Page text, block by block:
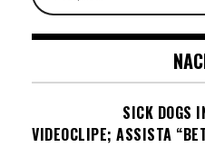
SICK DOGS
VIDEOCLIPE; ASSISTA